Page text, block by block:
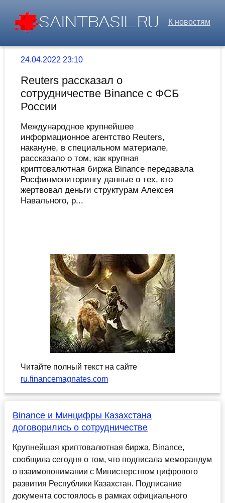
К новостям
24.04.2022 23:10
Reuters рассказал о
сотрудничестве Binance с ФСБ
России
Международное крупнейшее
информационное агентство Reuters,
накануне, в специальном материале,
рассказало о том, как крупная
криптовалютная биржа Binance передавала
Росфинмониторингу данные о тех, кто
жертвовал деньги структурам Алексея
Навального, р...
Читайте полный текст на сайте
ru.financemagnates.com
Binance и Минцифры Казахстана
договорились о сотрудничестве
Крупнейшая криптовалютная биржа, Binance,
сообщила сегодня о том, что подписала меморандум
о взаимопонимании с Министерством цифрового
развития Республики Казахстан. Подписание
документа состоялось в рамках официального